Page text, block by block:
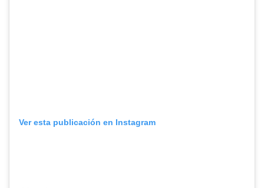
Ver esta publicación en Instagram